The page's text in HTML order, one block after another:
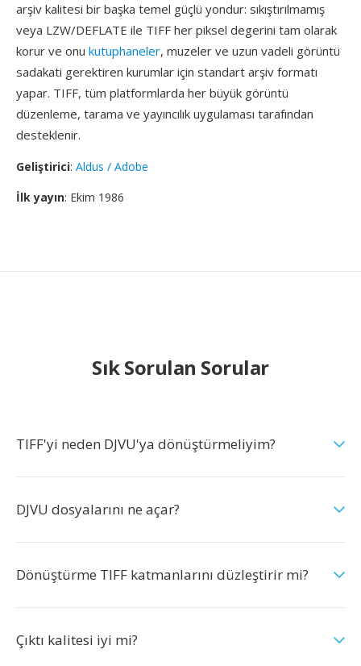
arşiv kalitesi bir başka temel güçlü yondur: sıkıştırılmamış
veya LZW/DEFLATE ile TIFF her piksel degerini tam olarak
korur ve onu kutuphaneler, muzeler ve uzun vadeli görüntü
sadakati gerektiren kurumlar için standart arşiv formatı
yapar. TIFF, tüm platformlarda her büyük görüntü
düzenleme, tarama ve yayıncılık uygulaması tarafından
desteklenir.
Geliştirici: Aldus / Adobe
İlk yayın: Ekim 1986
Sık Sorulan Sorular
TIFF'yi neden DJVU'ya dönüştürmeliyim?
DJVU dosyalarını ne açar?
Dönüştürme TIFF katmanlarını düzleştirir mi?
Çıktı kalitesi iyi mi?